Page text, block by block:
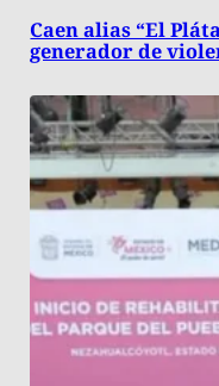
Caen alias “El
generador de